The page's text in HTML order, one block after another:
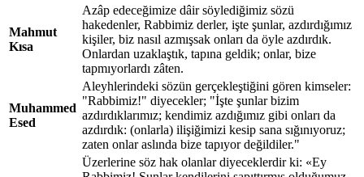
Mahmut
Kısa
Azâp edeceğimize dâir söylediğimiz sözü
hakedenler, Rabbimiz derler, işte şunlar, azdırdığımız
kişiler, biz nasıl azmışsak onları da öyle azdırdık.
Onlardan uzaklaştık, tapına geldik; onlar, bize
tapmıyorlardı zâten.
Muhammed
Esed
Aleyhlerindeki sözün gerçekleştiğini gören kimseler:
"Rabbimiz!" diyecekler; "İşte şunlar bizim
azdırdıklarımız; kendimiz azdığımız gibi onları da
azdırdık: (onlarla) ilişiğimizi kesip sana sığınıyoruz;
zaten onlar aslında bize tapıyor değildiler."
Üzerlerine söz hak olanlar diyeceklerdir ki: «Ey